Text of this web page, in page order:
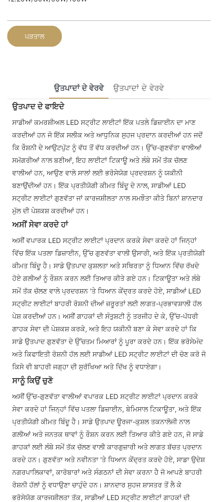
ਪੜਤਾਲ
ਉਤਪਾਦਾਂ ਦੇ ਵੇਰਵੇ
ਉਤਪਾਦਾਂ ਦੇ ਵੇਰਵੇ
ਉਤਪਾਦ ਦੇ ਫਾਇਦੇ
ਸਾਡੀਆਂ ਕਮਰਸ਼ੀਅਲ LED ਸਟ੍ਰੀਟ ਲਾਈਟਾਂ ਇੱਕ ਪਤਲੇ ਡਿਜ਼ਾਈਨ ਦਾ ਮਾਣ
ਕਰਦੀਆਂ ਹਨ ਜੋ ਇੱਕ ਸਲੀਕ ਅਤੇ ਆਧੁਨਿਕ ਸੁਹਜ ਪ੍ਰਦਾਨ ਕਰਦੀਆਂ ਹਨ ਜਦੋਂ
ਕਿ ਰੌਸ਼ਨੀ ਦੇ ਆਉਟਪੁੱਟ ਨੂੰ ਵੱਧ ਤੋਂ ਵੱਧ ਕਰਦੀਆਂ ਹਨ। ਉੱਚ-ਗੁਣਵੱਤਾ ਵਾਲੀਆਂ
ਸਮੱਗਰੀਆਂ ਨਾਲ ਬਣੀਆਂ, ਇਹ ਲਾਈਟਾਂ ਟਿਕਾਊ ਅਤੇ ਲੰਬੇ ਸਮੇਂ ਤੱਕ ਚੱਲਣ
ਵਾਲੀਆਂ ਹਨ, ਆਉਣ ਵਾਲੇ ਸਾਲਾਂ ਲਈ ਭਰੋਸੇਯੋਗ ਪ੍ਰਦਰਸ਼ਨ ਨੂੰ ਯਕੀਨੀ
ਬਣਾਉਂਦੀਆਂ ਹਨ। ਇੱਕ ਪ੍ਰਤੀਯੋਗੀ ਕੀਮਤ ਬਿੰਦੂ ਦੇ ਨਾਲ, ਸਾਡੀਆਂ LED
ਸਟ੍ਰੀਟ ਲਾਈਟਾਂ ਗੁਣਵੱਤਾ ਜਾਂ ਕਾਰਜਸ਼ੀਲਤਾ ਨਾਲ ਸਮਝੌਤਾ ਕੀਤੇ ਬਿਨਾਂ ਸ਼ਾਨਦਾਰ
ਮੁੱਲ ਦੀ ਪੇਸ਼ਕਸ਼ ਕਰਦੀਆਂ ਹਨ।
ਅਸੀਂ ਸੇਵਾ ਕਰਦੇ ਹਾਂ
ਅਸੀਂ ਵਪਾਰਕ LED ਸਟ੍ਰੀਟ ਲਾਈਟਾਂ ਪ੍ਰਦਾਨ ਕਰਕੇ ਸੇਵਾ ਕਰਦੇ ਹਾਂ ਜਿਨ੍ਹਾਂ
ਵਿੱਚ ਇੱਕ ਪਤਲਾ ਡਿਜ਼ਾਈਨ, ਉੱਚ ਗੁਣਵੱਤਾ ਵਾਲੀ ਉਸਾਰੀ, ਅਤੇ ਇੱਕ ਪ੍ਰਤੀਯੋਗੀ
ਕੀਮਤ ਬਿੰਦੂ ਹੈ। ਸਾਡੇ ਉਤਪਾਦ ਕੁਸ਼ਲਤਾ ਅਤੇ ਸਥਿਰਤਾ ਨੂੰ ਧਿਆਨ ਵਿੱਚ ਰੱਖਦੇ
ਹੋਏ ਗਲੀਆਂ ਨੂੰ ਰੌਸ਼ਨ ਕਰਨ ਲਈ ਤਿਆਰ ਕੀਤੇ ਗਏ ਹਨ। ਟਿਕਾਊਤਾ ਅਤੇ ਲੰਬੇ
ਸਮੇਂ ਤੱਕ ਚੱਲਣ ਵਾਲੇ ਪ੍ਰਦਰਸ਼ਨ 'ਤੇ ਧਿਆਨ ਕੇਂਦ੍ਰਤ ਕਰਦੇ ਹੋਏ, ਸਾਡੀਆਂ LED
ਸਟ੍ਰੀਟ ਲਾਈਟਾਂ ਬਾਹਰੀ ਰੋਸ਼ਨੀ ਦੀਆਂ ਜ਼ਰੂਰਤਾਂ ਲਈ ਲਾਗਤ-ਪ੍ਰਭਾਵਸ਼ਾਲੀ ਹੱਲ
ਪੇਸ਼ ਕਰਦੀਆਂ ਹਨ। ਅਸੀਂ ਗਾਹਕਾਂ ਦੀ ਸੰਤੁਸ਼ਟੀ ਨੂੰ ਤਰਜੀਹ ਦੇ ਕੇ, ਉੱਚ-ਪੱਧਰੀ
ਗਾਹਕ ਸੇਵਾ ਦੀ ਪੇਸ਼ਕਸ਼ ਕਰਕੇ, ਅਤੇ ਇਹ ਯਕੀਨੀ ਬਣਾ ਕੇ ਸੇਵਾ ਕਰਦੇ ਹਾਂ ਕਿ
ਸਾਡੇ ਉਤਪਾਦ ਗੁਣਵੱਤਾ ਦੇ ਉੱਚਤਮ ਮਿਆਰਾਂ ਨੂੰ ਪੂਰਾ ਕਰਦੇ ਹਨ। ਇੱਕ ਭਰੋਸੇਮੰਦ
ਅਤੇ ਕਿਫਾਇਤੀ ਰੋਸ਼ਨੀ ਹੱਲ ਲਈ ਸਾਡੀਆਂ LED ਸਟ੍ਰੀਟ ਲਾਈਟਾਂ ਦੀ ਚੋਣ ਕਰੋ ਜੋ
ਕਿਸੇ ਵੀ ਬਾਹਰੀ ਜਗ੍ਹਾ ਦੀ ਸੁਰੱਖਿਆ ਅਤੇ ਦਿੱਖ ਨੂੰ ਵਧਾਏਗਾ।
ਸਾਨੂੰ ਕਿਉਂ ਚੁਣੋ
ਅਸੀਂ ਉੱਚ-ਗੁਣਵੱਤਾ ਵਾਲੀਆਂ ਵਪਾਰਕ LED ਸਟ੍ਰੀਟ ਲਾਈਟਾਂ ਪ੍ਰਦਾਨ ਕਰਕੇ
ਸੇਵਾ ਕਰਦੇ ਹਾਂ ਜਿਨ੍ਹਾਂ ਵਿੱਚ ਪਤਲਾ ਡਿਜ਼ਾਈਨ, ਬੇਮਿਸਾਲ ਟਿਕਾਊਤਾ, ਅਤੇ ਇੱਕ
ਪ੍ਰਤੀਯੋਗੀ ਕੀਮਤ ਬਿੰਦੂ ਹੈ। ਸਾਡੇ ਉਤਪਾਦ ਊਰਜਾ-ਕੁਸ਼ਲ ਤਕਨਾਲੋਜੀ ਨਾਲ
ਗਲੀਆਂ ਅਤੇ ਜਨਤਕ ਥਾਵਾਂ ਨੂੰ ਰੌਸ਼ਨ ਕਰਨ ਲਈ ਤਿਆਰ ਕੀਤੇ ਗਏ ਹਨ, ਜੋ ਸਾਡੇ
ਗਾਹਕਾਂ ਲਈ ਲੰਬੇ ਸਮੇਂ ਤੱਕ ਚੱਲਣ ਵਾਲੀ ਕਾਰਗੁਜ਼ਾਰੀ ਅਤੇ ਲਾਗਤ ਬੱਚਤ ਪ੍ਰਦਾਨ
ਕਰਦੇ ਹਨ। ਗੁਣਵੱਤਾ ਅਤੇ ਨਵੀਨਤਾ 'ਤੇ ਧਿਆਨ ਕੇਂਦ੍ਰਤ ਕਰਦੇ ਹੋਏ, ਸਾਡਾ ਉਦੇਸ਼
ਨਗਰਪਾਲਿਕਾਵਾਂ, ਕਾਰੋਬਾਰਾਂ ਅਤੇ ਸੰਗਠਨਾਂ ਦੀ ਸੇਵਾ ਕਰਨਾ ਹੈ ਜੋ ਆਪਣੇ ਬਾਹਰੀ
ਰੋਸ਼ਨੀ ਹੱਲਾਂ ਨੂੰ ਵਧਾਉਣਾ ਚਾਹੁੰਦੇ ਹਨ। ਸ਼ਾਨਦਾਰ ਸੁਹਜ ਸ਼ਾਸਤਰ ਤੋਂ ਲੈ ਕੇ
ਭਰੋਸੇਯੋਗ ਕਾਰਜਸ਼ੀਲਤਾ ਤੱਕ, ਸਾਡੀਆਂ LED ਸਟ੍ਰੀਟ ਲਾਈਟਾਂ ਗਾਹਕਾਂ ਦੀ